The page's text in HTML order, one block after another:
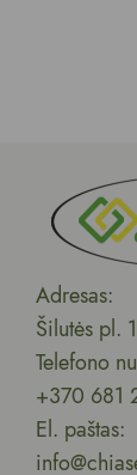
Adresas:
Šilutės pl.
Telefono
+370 681
El. paštas: